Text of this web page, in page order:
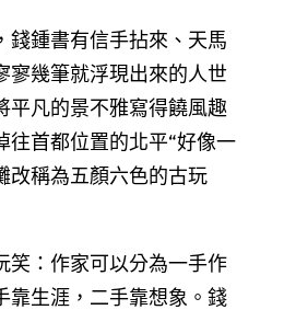
錢鍾書有信手拈來、天馬
寥幾筆就浮現出來的人世
平凡的景不雅寫得饒風趣
往首都位置的北平“好像一
改稱為五顏六色的古玩
笑：作家可以分為一手作
靠生涯，二手靠想象。錢